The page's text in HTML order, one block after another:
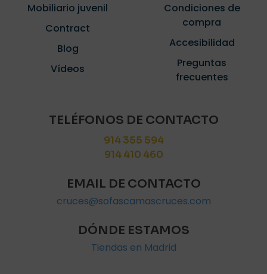
Mobiliario juvenil
Contract
Blog
Vídeos
Condiciones de
compra
Accesibilidad
Preguntas
frecuentes
TELÉFONOS DE CONTACTO
914 355 594
914 410 460
EMAIL DE CONTACTO
cruces@sofascamascruces.com
DÓNDE ESTAMOS
Tiendas en Madrid